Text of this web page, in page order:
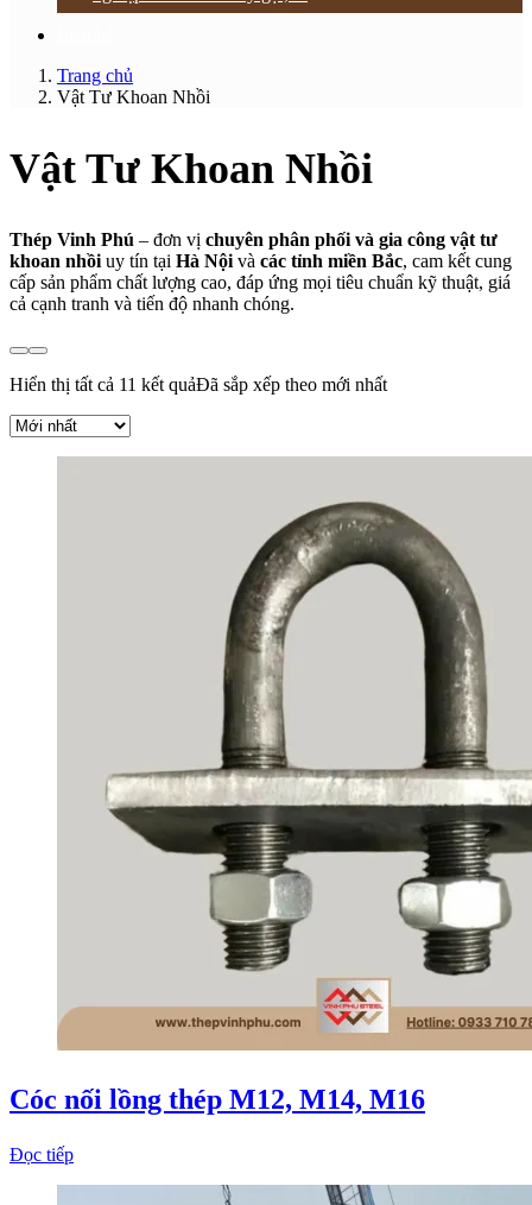
Trang chủ
Vật Tư Khoan Nhồi
Vật Tư Khoan Nhồi
Thép Vinh Phú – đơn vị chuyên phân phối và gia công vật tư
khoan nhồi uy tín tại Hà Nội và các tỉnh miền Bắc, cam kết cung
cấp sản phẩm chất lượng cao, đáp ứng mọi tiêu chuẩn kỹ thuật, giá
cả cạnh tranh và tiến độ nhanh chóng.
Hiển thị tất cả 11 kết quảĐã sắp xếp theo mới nhất
Cóc nối lồng thép M12, M14, M16
Đọc tiếp